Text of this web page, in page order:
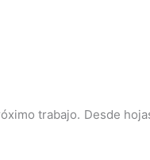
trabajo. Desde